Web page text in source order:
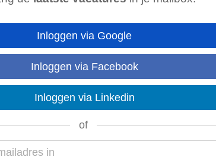
de wereld van kinderen! Alspedagogisch medewerkerin
BSO , NSO...
en Vechtstreek, Hilversum • o.a. BSO...
plezier en structuur samen in jouw werk als
En Vechtstreek, Hilversum O.A. Bso
Inloggen via Google
Inloggen via Facebook
Inloggen via Linkedin
of